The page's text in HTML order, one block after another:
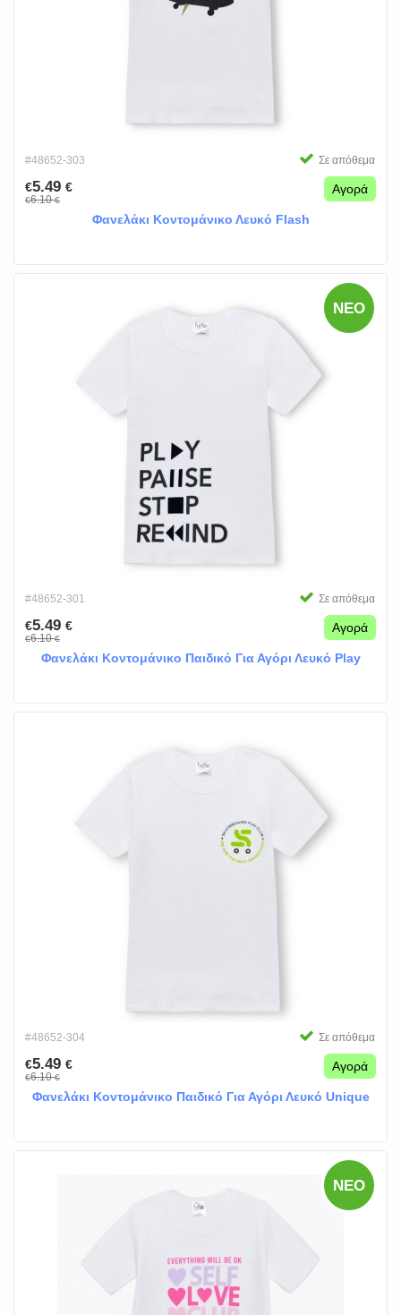
#48652-303 Σε απόθεμα
€5.49 €
€6.10€
Αγορά
Φανελάκι Κοντομάνικο Λευκό Flash
ΝΈΟ
#48652-301 Σε απόθεμα
€5.49 €
€6.10€
Αγορά
Φανελάκι Κοντομάνικο Παιδικό Για Αγόρι Λευκό Play
#48652-304 Σε απόθεμα
€5.49 €
€6.10€
Αγορά
Φανελάκι Κοντομάνικο Παιδικό Για Αγόρι Λευκό Unique
ΝΈΟ